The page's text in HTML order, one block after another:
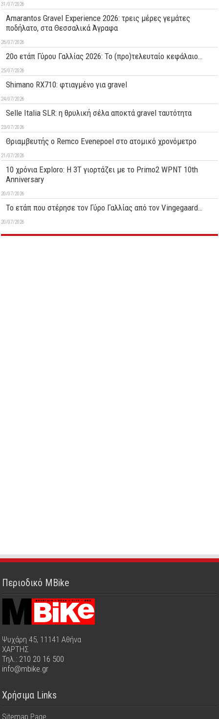
31/07/2026
Amarantos Gravel Experience 2026: τρεις μέρες γεμάτες
ποδήλατο, στα Θεσσαλικά Άγραφα
28/07/2026
20ο ετάπ Γύρου Γαλλίας 2026: Το (προ)τελευταίο κεφάλαιο…
25/07/2026
Shimano RX710: φτιαγμένο για gravel
24/07/2026
Selle Italia SLR: η θρυλική σέλα αποκτά gravel ταυτότητα
23/07/2026
Θριαμβευτής ο Remco Evenepoel στο ατομικό χρονόμετρο
21/07/2026
10 χρόνια Exploro: Η 3T γιορτάζει με το Primo2 WPNT 10th
Anniversary
20/07/2026
Το ετάπ που στέρησε τον Γύρο Γαλλίας από τον Vingegaard…
20/07/2026
Περιοδικό MBike
Ψυχάρη 45, 11141 Αθήνα
ΧΑΡΤΗΣ
Τηλ.: 210 20 16 500
info@mbike.gr
Χρήσιμα Links
Sitemap Page